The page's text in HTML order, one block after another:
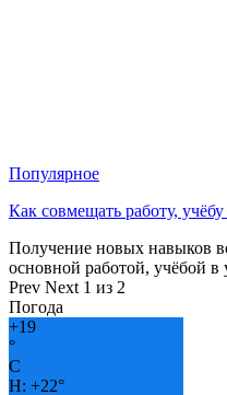
Популярное
Как совмещать работу,
Получение новых навыков
основной работой, учёбой
Prev Next 1 из 2
Погода
+19
°
C
H: +22°